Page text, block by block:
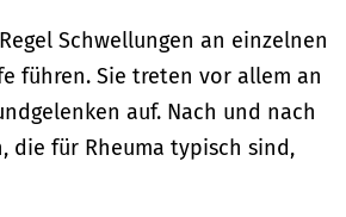
Schwellungen an einzelnen
führen. Sie treten vor allem an
auf. Nach und nach
die für Rheuma typisch sind,